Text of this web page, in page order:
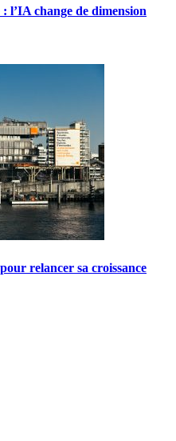
l’IA change de dimension
relancer sa croissance